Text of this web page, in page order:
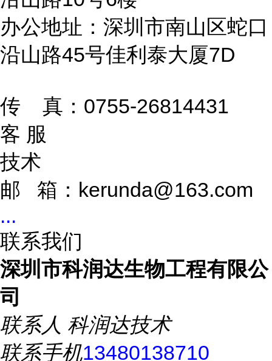
办公地址：深圳市南山区蛇口
沿山路45号佳利泰大厦7D
传 真：0755-26814431
客 服
技术
邮 箱：kerunda@163.com
...
联系我们
深圳市科润达生物工程有限公
司
联系人 科润达技术
联系手机13480138710